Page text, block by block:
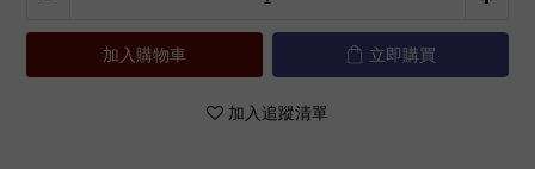
加入購物車 立即購買
加入追蹤清單